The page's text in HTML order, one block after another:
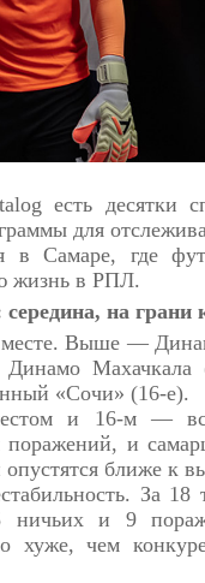
есть десятки
для
в Самаре, где
жизнь в РПЛ.
на грани
Выше —
«Сочи» (16-е).
и 16-м —
поражений, и
ближе к
За 18
ничьих и 9
чем